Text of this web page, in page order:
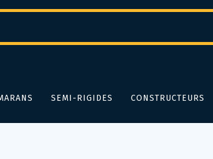
SEMI-RIGIDES CONSTRUCTEURS